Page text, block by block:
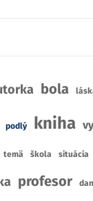
bola
podlý kniha
temä škola situácia
profesor